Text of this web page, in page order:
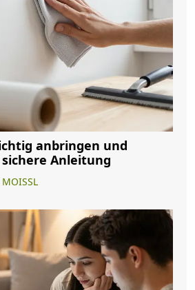
anbringen und
Anleitung
MOISSL